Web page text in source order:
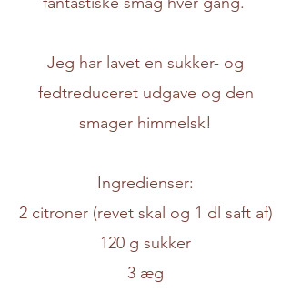
Jeg har lavet en sukker- og
fedtreduceret udgave og den
smager himmelsk!
Ingredienser:
2 citroner (revet skal og 1 dl saft af)
120 g sukker
3 æg